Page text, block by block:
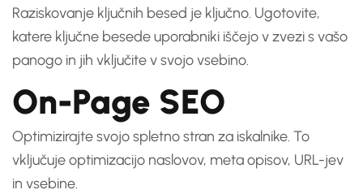
Raziskovanje ključnih besed je ključno. Ugotovite,
katere ključne besede uporabniki iščejo v zvezi s vašo
panogo in jih vključite v svojo vsebino.
On-Page SEO
Optimizirajte svojo spletno stran za iskalnike. To
vključuje optimizacijo naslovov, meta opisov, URL-jev
in vsebine.